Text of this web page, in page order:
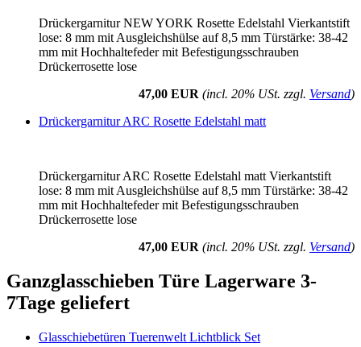
Drückergarnitur NEW YORK Rosette Edelstahl Vierkantstift
lose: 8 mm mit Ausgleichshülse auf 8,5 mm Türstärke: 38-42
mm mit Hochhaltefeder mit Befestigungsschrauben
Drückerrosette lose
47,00 EUR (incl. 20% USt. zzgl. Versand)
Drückergarnitur ARC Rosette Edelstahl matt
Drückergarnitur ARC Rosette Edelstahl matt Vierkantstift
lose: 8 mm mit Ausgleichshülse auf 8,5 mm Türstärke: 38-42
mm mit Hochhaltefeder mit Befestigungsschrauben
Drückerrosette lose
47,00 EUR (incl. 20% USt. zzgl. Versand)
Ganzglasschieben Türe Lagerware 3-
7Tage geliefert
Glasschiebetüren Tuerenwelt Lichtblick Set